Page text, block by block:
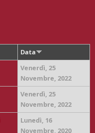
Data
Venerdì, 25
Novembre, 2022
Venerdì, 25
Novembre, 2022
Lunedì, 16
Novembre, 2020